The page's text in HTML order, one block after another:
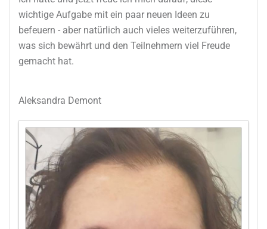
wichtige Aufgabe mit ein paar neuen Ideen zu
befeuern - aber natürlich auch vieles weiterzuführen,
was sich bewährt und den Teilnehmern viel Freude
gemacht hat.
Aleksandra Demont